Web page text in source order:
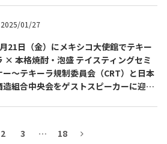
テキーラとは
2025/01/27
21日（金）にメキシコ大使館でテキー
× 本格焼酎・泡盛 テイスティングセミ
ー～テキーラ規制委員会（CRT）と日本
造組合中央会をゲストスピーカーに迎え
2 3 … 18